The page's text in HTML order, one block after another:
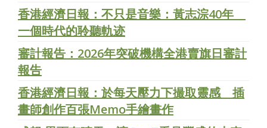
香港經濟日報：不只是音樂：黃志淙40年
一個時代的聆聽軌迹
審計報告：2026年突破機構全港賣旗日審計
報告
香港經濟日報：於每天壓力下撮取靈感 插
畫師創作百張Memo手繪畫作